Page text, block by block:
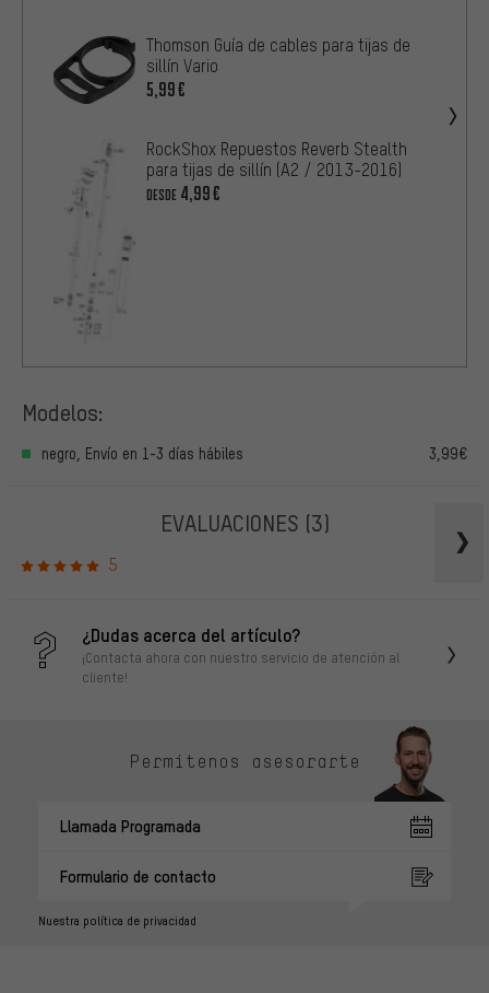
Thomson Guía de cables para tijas de
sillín Vario
5,99€
RockShox Repuestos Reverb Stealth
para tijas de sillín (A2 / 2013-2016)
DESDE 4,99€
Modelos:
negro, Envío en 1-3 días hábiles 3,99€
EVALUACIONES (3)
5
¿Dudas acerca del artículo?
¡Contacta ahora con nuestro servicio de atención al
cliente!
Permítenos asesorarte
Llamada Programada
Formulario de contacto
Nuestra política de privacidad